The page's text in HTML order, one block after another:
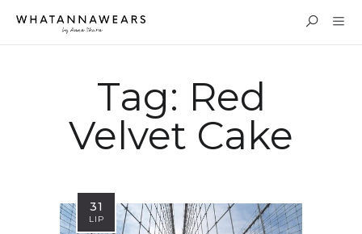
Tag: Red
Velvet Cake
31
LIP